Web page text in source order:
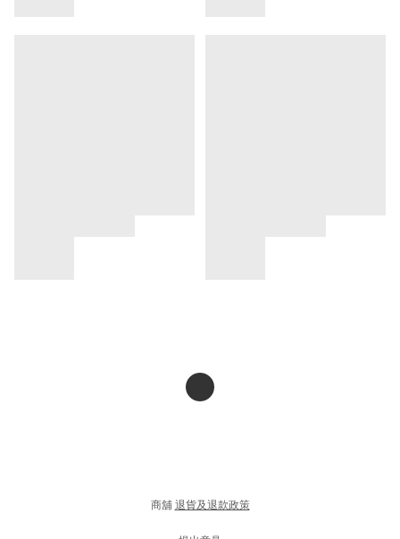
商舖 退貨及退款政策